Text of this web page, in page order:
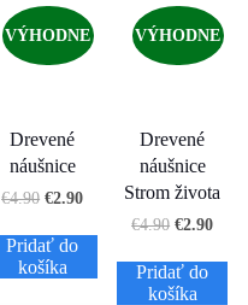
VÝHODNE
Drevené
náušnice
€4.90 €2.90
Pridať do
košíka
VÝHODNE
Drevené
náušnice
Strom života
€4.90 €2.90
Pridať do
košíka